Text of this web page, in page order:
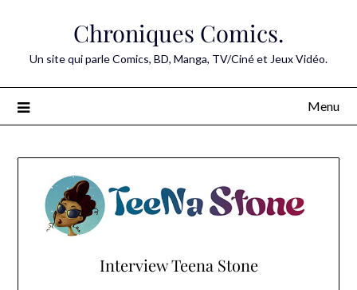
Chroniques Comics.
Un site qui parle Comics, BD, Manga, TV/Ciné et Jeux Vidéo.
Menu
Interview Teena Stone